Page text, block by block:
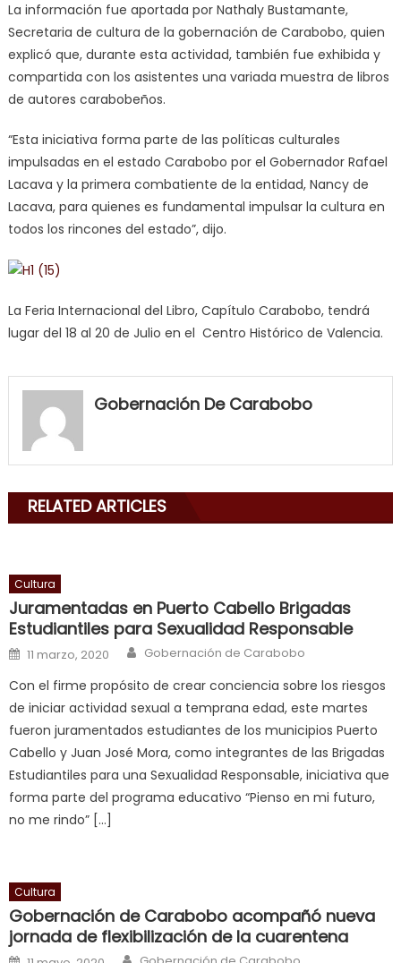
La información fue aportada por Nathaly Bustamante,
Secretaria de cultura de la gobernación de Carabobo, quien
explicó que, durante esta actividad, también fue exhibida y
compartida con los asistentes una variada muestra de libros
de autores carabobeños.
“Esta iniciativa forma parte de las políticas culturales
impulsadas en el estado Carabobo por el Gobernador Rafael
Lacava y la primera combatiente de la entidad, Nancy de
Lacava, para quienes es fundamental impulsar la cultura en
todos los rincones del estado”, dijo.
La Feria Internacional del Libro, Capítulo Carabobo, tendrá
lugar del 18 al 20 de Julio en el Centro Histórico de Valencia.
my
neighbor
mouth
delicious
will
smith
is
cuckold,
nice
milf
in
squirting,
आपक
न
ह
क
च
त
क
Gobernación De Carabobo
RELATED ARTICLES
Cultura
Juramentadas en Puerto Cabello Brigadas
Estudiantiles para Sexualidad Responsable
Posted on
11 marzo, 2020 Author
Gobernación de Carabobo
Con el firme propósito de crear conciencia sobre los riesgos
de iniciar actividad sexual a temprana edad, este martes
fueron juramentados estudiantes de los municipios Puerto
Cabello y Juan José Mora, como integrantes de las Brigadas
Estudiantiles para una Sexualidad Responsable, iniciativa que
forma parte del programa educativo “Pienso en mi futuro,
no me rindo” […]
Cultura
Gobernación de Carabobo acompañó nueva
jornada de flexibilización de la cuarentena
Posted on Author